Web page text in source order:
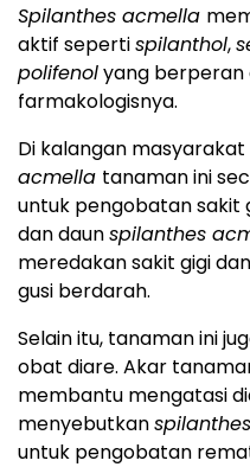
Spilanthes acmella
aktif sepertispilanthol,
polifenolyang
farmakologisnya.
Di kalangan masyarakat
acmella tanaman ini
untuk pengobatan sakit
dan daunspilanthes
meredakan sakit gigi
gusi berdarah.
Selain itu, tanaman ini
obat diare. Akar
membantu mengatasi
menyebutkan
untuk pengobatan